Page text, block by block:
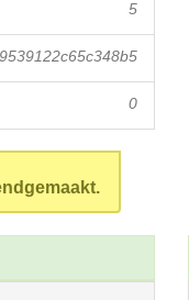
5
0